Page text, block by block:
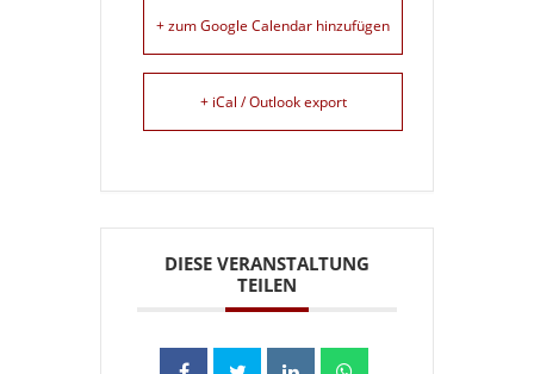
+ zum Google Calendar hinzufügen
+ iCal / Outlook export
DIESE VERANSTALTUNG
TEILEN